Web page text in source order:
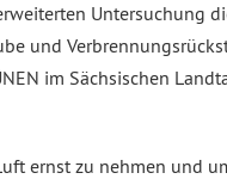
Untersuchung
und
im Sächsischen
ernst zu nehmen und